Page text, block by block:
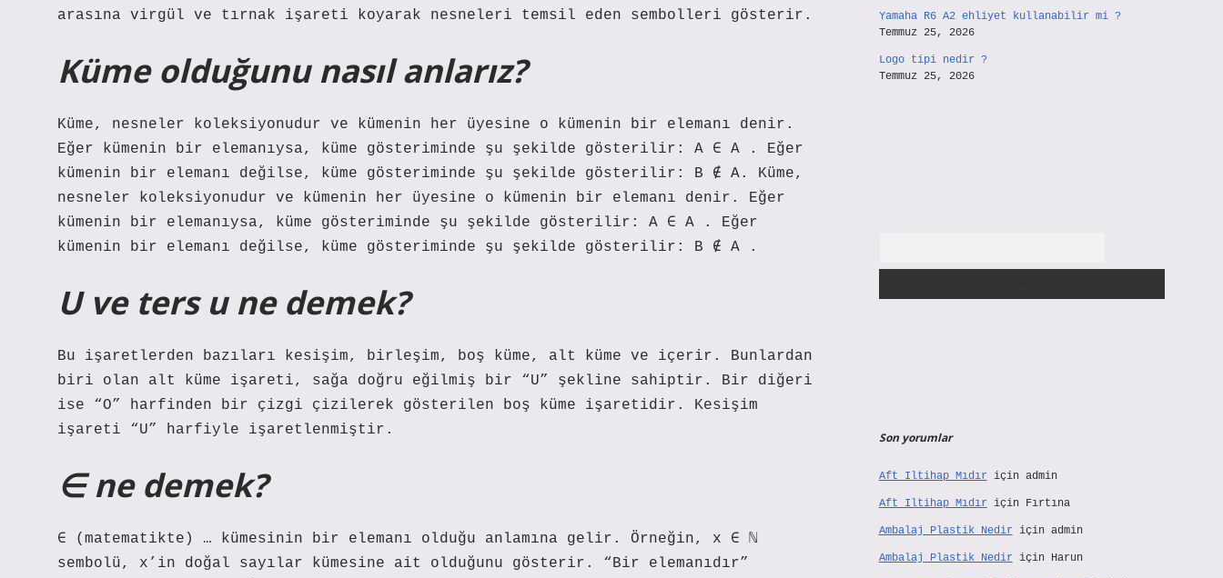
arasına virgül ve tırnak işareti koyarak nesneleri temsil eden sembolleri gösterir.
Küme olduğunu nasıl anlarız?
Küme, nesneler koleksiyonudur ve kümenin her üyesine o kümenin bir elemanı denir.
Eğer kümenin bir elemanıysa, küme gösteriminde şu şekilde gösterilir: A ∈ A . Eğer
kümenin bir elemanı değilse, küme gösteriminde şu şekilde gösterilir: B ∉ A. Küme,
nesneler koleksiyonudur ve kümenin her üyesine o kümenin bir elemanı denir. Eğer
kümenin bir elemanıysa, küme gösteriminde şu şekilde gösterilir: A ∈ A . Eğer
kümenin bir elemanı değilse, küme gösteriminde şu şekilde gösterilir: B ∉ A .
U ve ters u ne demek?
Bu işaretlerden bazıları kesişim, birleşim, boş küme, alt küme ve içerir. Bunlardan
biri olan alt küme işareti, sağa doğru eğilmiş bir “U” şekline sahiptir. Bir diğeri
ise “O” harfinden bir çizgi çizilerek gösterilen boş küme işaretidir. Kesişim
işareti “U” harfiyle işaretlenmiştir.
∈ ne demek?
∈ (matematikte) … kümesinin bir elemanı olduğu anlamına gelir. Örneğin, x ∈ ℕ
sembolü, x’in doğal sayılar kümesine ait olduğunu gösterir. “Bir elemanıdır”
Yamaha R6 A2 ehliyet kullanabilir mi ?
Temmuz 25, 2026
Logo tipi nedir ?
Temmuz 25, 2026
Son yorumlar
Aft Iltihap Mıdır için admin
Aft Iltihap Mıdır için Fırtına
Ambalaj Plastik Nedir için admin
Ambalaj Plastik Nedir için Harun